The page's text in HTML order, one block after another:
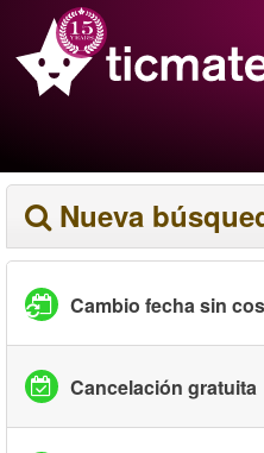
Nueva
Cambio fecha sin
Cancelación gratuita